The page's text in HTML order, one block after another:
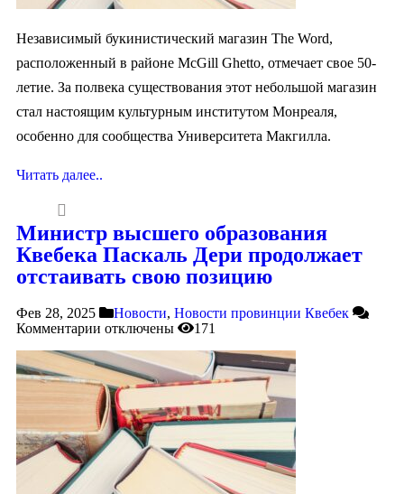
Независимый букинистический магазин The Word,
расположенный в районе McGill Ghetto, отмечает свое 50-
летие. За полвека существования этот небольшой магазин
стал настоящим культурным институтом Монреаля,
особенно для сообщества Университета Макгилла.
Читать далее..
Министр высшего образования
Квебека Паскаль Дери продолжает
отстаивать свою позицию
Фев 28, 2025 Новости, Новости провинции Квебек
Комментарии отключены 171